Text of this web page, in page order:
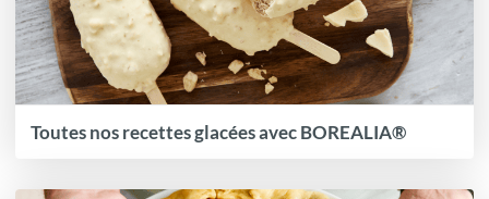
Toutes nos recettes glacées avec BOREALIA®